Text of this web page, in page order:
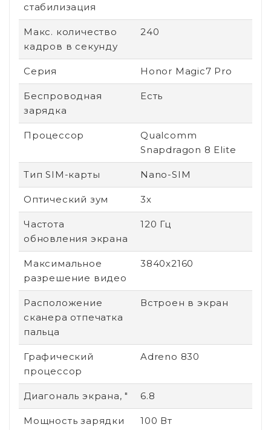
стабилизация
Макс. количество
кадров в секунду
240
Серия Honor Magic7 Pro
Беспроводная
зарядка
Есть
Процессор
Qualcomm
Snapdragon 8 Elite
Тип SIM-карты Nano-SIM
Оптический зум 3х
Частота
обновления экрана
120 Гц
Максимальное
разрешение видео
3840x2160
Расположение
сканера отпечатка
пальца
Встроен в экран
Графический
процессор
Adreno 830
Диагональ экрана, " 6.8
Мощность зарядки 100 Вт